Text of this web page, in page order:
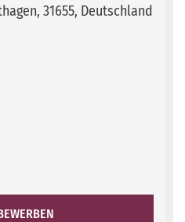
31655, Deutschland